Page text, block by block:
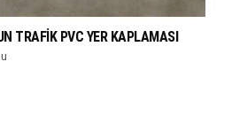
DESTEK
TRAFIK PVC YER KAPLAMASI